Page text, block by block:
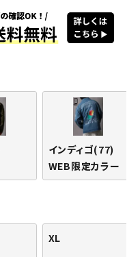
インディゴ(77)
WEB限定カラー
XL